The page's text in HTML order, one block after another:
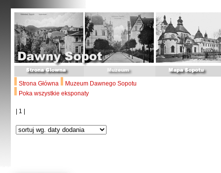
Strona Główna
Muzeum Dawnego Sopotu
Poka wszystkie eksponaty
| 1 |